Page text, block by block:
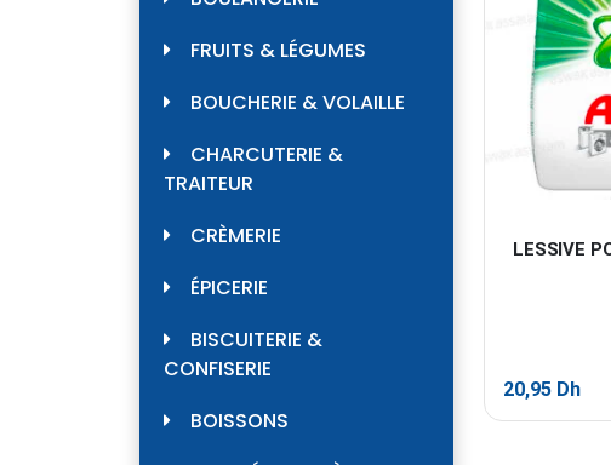
LESSIVE
20,95 Dh
FRUITS & LÉGUMES
BOUCHERIE & VOLAILLE
CHARCUTERIE &
TRAITEUR
CRÈMERIE
ÉPICERIE
BISCUITERIE &
CONFISERIE
BOISSONS